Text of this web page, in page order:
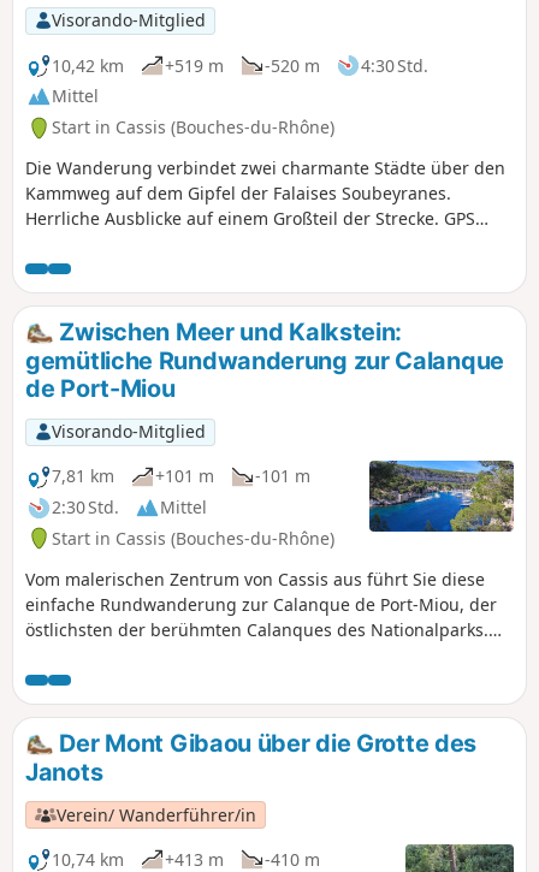
Visorando-Mitglied
10,42 km
+519 m -520 m
4:30 Std.
Mittel
Start in Cassis (Bouches-du-Rhône)
Die Wanderung verbindet zwei charmante Städte über den
Kammweg auf dem Gipfel der Falaises Soubeyranes.
Herrliche Ausblicke auf einem Großteil der Strecke. GPS
Zwischen Meer und Kalkstein:
gemütliche Rundwanderung zur Calanque
de Port-Miou
Visorando-Mitglied
7,81 km
+101 m
-101 m
2:30 Std.
Mittel
Start in Cassis (Bouches-du-Rhône)
Vom malerischen Zentrum von Cassis aus führt Sie diese
einfache Rundwanderung zur Calanque de Port-Miou, der
östlichsten der berühmten Calanques des Nationalparks.
wunderschönen Blick auf die weißen Klippen von Cap
Canaille und das türkisfarbene Wasser des Mittelmeers.
Nachdem Sie am natürlichen Hafen von Port-Miou mit
seinen Segelbooten und Pinien entlanggeschlendert sind,
geht es auf einem Stadtweg und schattigen Passagen
gemächlich zurück nach Cassis. Eine für alle zugängliche
Wanderung, ideal zum Aufwärmen oder für einen
besinnlichen Ausflug.
Der Mont Gibaou über die Grotte des
Janots
Verein/ Wanderführer/in
10,74 km
+413 m
-410 m